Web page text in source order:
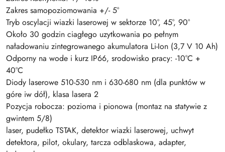
Zakres samopoziomowania +/- 5°
Tryb oscylacji wiazki laserowej w sektorze 10°, 45°, 90°
Około 30 godzin ciagłego uzytkowania po pełnym
naładowaniu zintegrowanego akumulatora Li-Ion (3,7 V 10 Ah)
Odporny na wode i kurz IP66, srodowisko pracy: -10°C +
40°C
Diody laserowe 510-530 nm i 630-680 nm (dla punktów w
góre iw dół), klasa lasera 2
Pozycja robocza: pozioma i pionowa (montaz na statywie z
gwintem 5/8)
laser, pudełko TSTAK, detektor wiazki laserowej, uchwyt
detektora, pilot, okulary, tarcza odblaskowa, adapter,